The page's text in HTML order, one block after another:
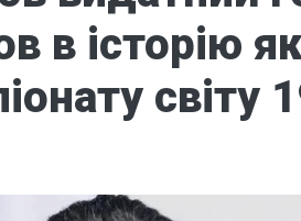
в історію
світу